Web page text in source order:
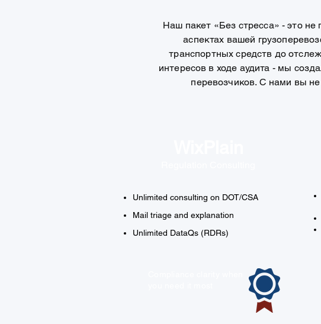
Наш пакет «Без стресса» - это не
аспектах вашей
транспортных средств до
интересов в ходе аудита - мы
перевозчиков. С нами вы
Unlimited consulting on DOT/CSA
Mail triage and explanation
Unlimited DataQs (RDRs)